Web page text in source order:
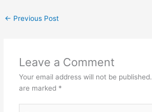
← Previous Post
Leave a Comment
Your email address will not be published.
are marked *